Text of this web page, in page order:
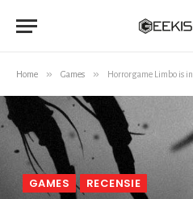
Home » Games » Horrorgame Limbo is
GAMES RECENSIE